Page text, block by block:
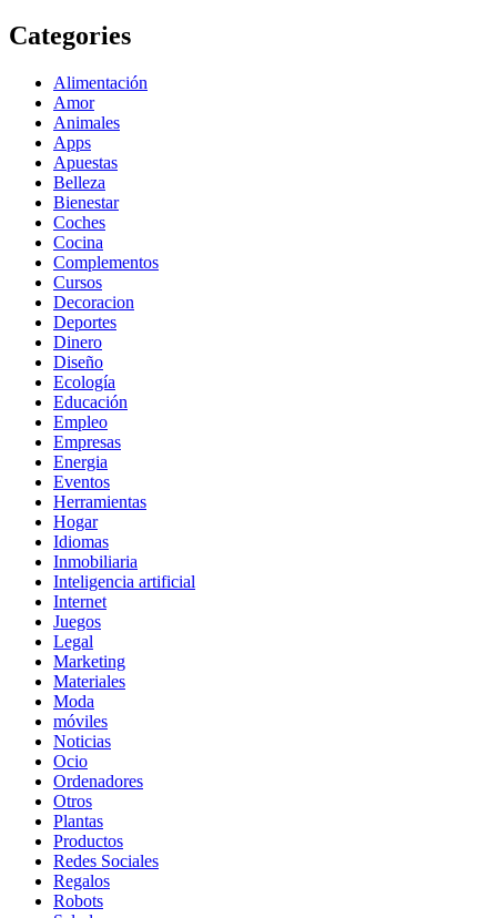
Categories
Alimentación
Amor
Animales
Apps
Apuestas
Belleza
Bienestar
Coches
Cocina
Complementos
Cursos
Decoracion
Deportes
Dinero
Diseño
Ecología
Educación
Empleo
Empresas
Energia
Eventos
Herramientas
Hogar
Idiomas
Inmobiliaria
Inteligencia artificial
Internet
Juegos
Legal
Marketing
Materiales
Moda
móviles
Noticias
Ocio
Ordenadores
Otros
Plantas
Productos
Redes Sociales
Regalos
Robots